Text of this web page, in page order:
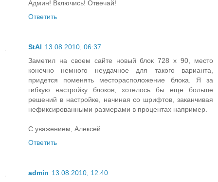
Админ! Включись! Отвечай!
Ответить
StAl 13.08.2010, 06:37
Заметил на своем сайте новый блок 728 x 90, место
конечно немного неудачное для такого варианта,
придется поменять месторасположение блока. Я за
гибкую настройку блоков, хотелось бы еще больше
решений в настройке, начиная со шрифтов, заканчивая
нефиксированными размерами в процентах например.
С уважением, Алексей.
Ответить
admin 13.08.2010, 12:40